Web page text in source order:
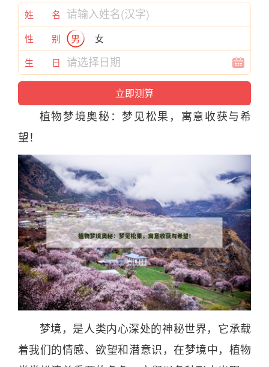
姓 名
性 别
男
女
生 日
植物梦境奥秘：梦见松果，寓意收获与希
望！
梦境，是人类内心深处的神秘世界，它承载
着我们的情感、欲望和潜意识，在梦境中， 植物